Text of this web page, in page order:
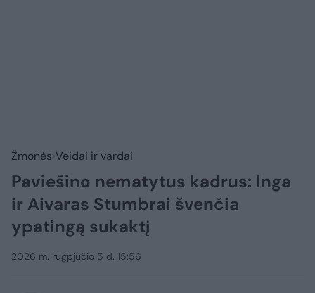
Žmonės Veidai ir vardai
Paviešino nematytus kadrus: Inga
ir Aivaras Stumbrai švenčia
ypatingą sukaktį
2026 m. rugpjūčio 5 d. 15:56